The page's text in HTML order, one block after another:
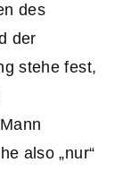
des
der
stehe fest,
also „nur“